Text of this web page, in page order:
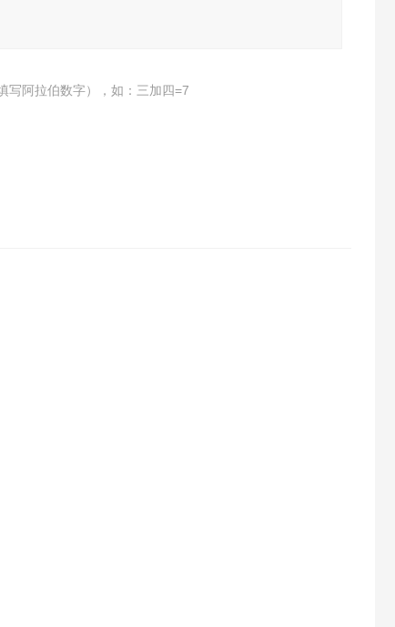
写阿拉伯数字），如：三加四=7